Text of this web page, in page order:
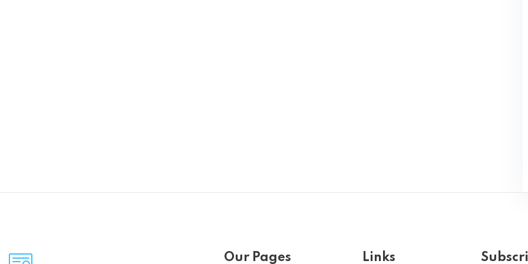
Our Pages Links